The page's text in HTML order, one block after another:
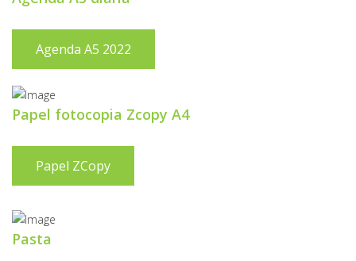
Agenda A5 2022
Papel fotocopia Zcopy A4
Papel ZCopy
Pasta